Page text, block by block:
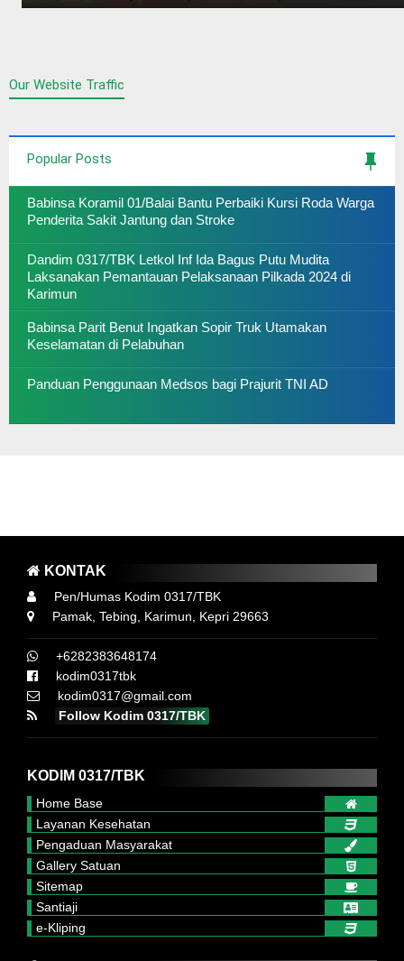
Our Website Traffic
Popular Posts
Babinsa Koramil 01/Balai Bantu Perbaiki Kursi Roda Warga
Penderita Sakit Jantung dan Stroke
Dandim 0317/TBK Letkol Inf Ida Bagus Putu Mudita
Laksanakan Pemantauan Pelaksanaan Pilkada 2024 di
Karimun
Babinsa Parit Benut Ingatkan Sopir Truk Utamakan
Keselamatan di Pelabuhan
Panduan Penggunaan Medsos bagi Prajurit TNI AD
KONTAK
Pen/Humas Kodim 0317/TBK
Pamak, Tebing, Karimun, Kepri 29663
+6282383648174
kodim0317tbk
kodim0317@gmail.com
Follow Kodim 0317/TBK
KODIM 0317/TBK
Home Base
Layanan Kesehatan
Pengaduan Masyarakat
Gallery Satuan
Sitemap
Santiaji
e-Kliping